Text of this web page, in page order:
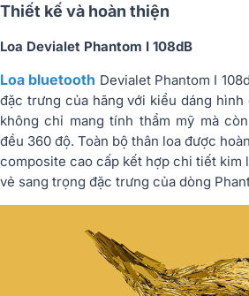
Thiết kế và hoàn thiện
Loa Devialet Phantom I 108dB
Loa bluetooth Devialet Phantom I
đặc trưng của hãng với kiểu dáng
không chỉ mang tính thẩm mỹ mà
đều 360 độ. Toàn bộ thân loa được
composite cao cấp kết hợp chi tiết kim
vẻ sang trọng đặc trưng của dòng